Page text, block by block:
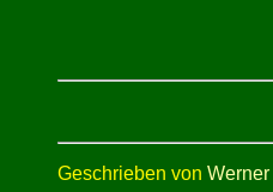
Geschrieben von Werner